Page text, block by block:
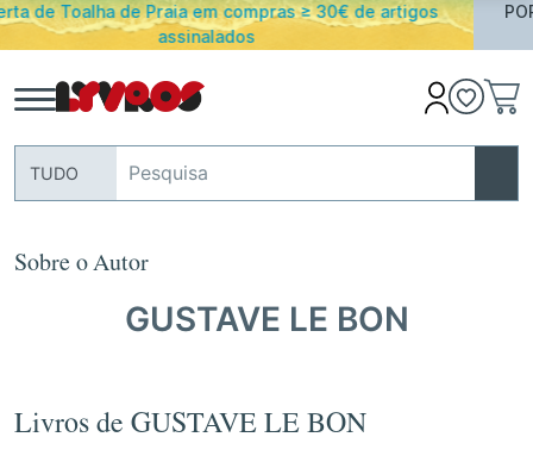
de artigos
PORTES GRATUITOS em encomendas
Portugal Continental
TUDO
Sobre o Autor
GUSTAVE LE BON
Livros de GUSTAVE LE BON